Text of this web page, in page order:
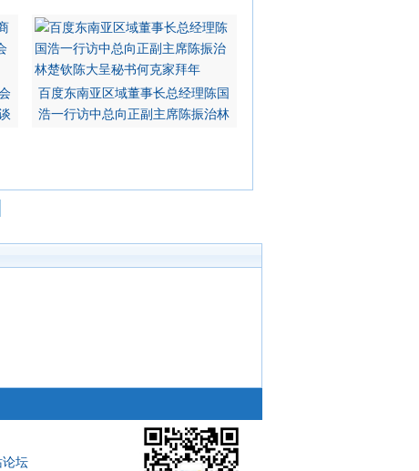
百度东南亚区域董事长总经理陈国
浩一行访中总向正副主席陈振治林
滴蓬海军中将挂花致贺词 阿努廷
迎词 泰国国会第一副主席素察‧
论坛